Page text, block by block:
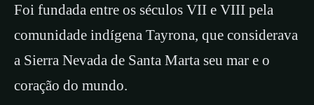
Foi fundada entre os séculos VII e VIII pela
comunidade indígena Tayrona, que considerava
a Sierra Nevada de Santa Marta seu mar e o
coração do mundo.